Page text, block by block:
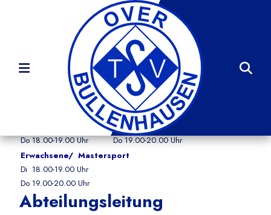
Sportangebot
Trainingszeiten
Kinder/Jugendliche
Do 18.00-19.00 Uhr
Fortgeschritten:
Di 18.00-19.00 Uhr
Do 19.00-20.00 Uhr
Erwachsene/ Mastersport
Di 18.00-19.00 Uhr
Do 19.00-20.00 Uhr
Abteilungsleitung